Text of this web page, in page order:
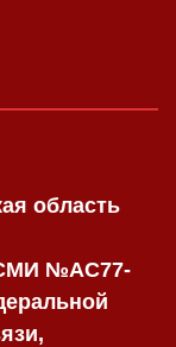
область
№AC77-